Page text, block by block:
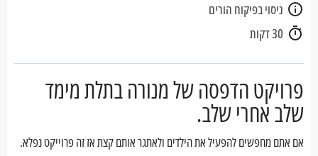
ניסוי בפיקוח הורים
30 דקות
פרויקט הדפסה של מנורה בתלת מימד
שלב אחרי שלב.
אם אתם מחפשים להפעיל את הילדים ולאתגר אותם קצת אז זה פרוייקט נפלא.